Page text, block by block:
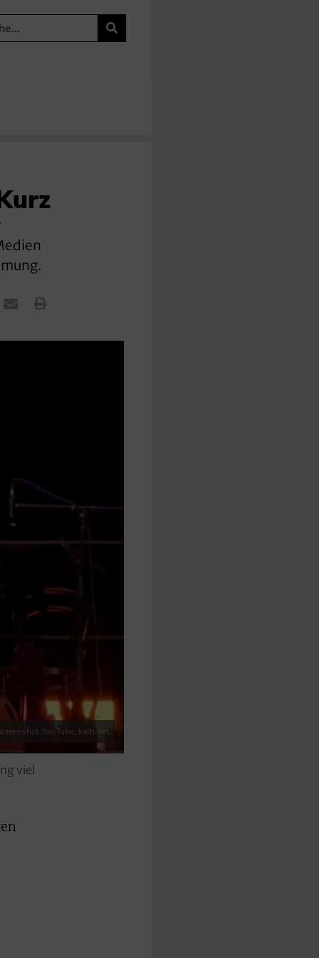
YouTube, kath.net
viel